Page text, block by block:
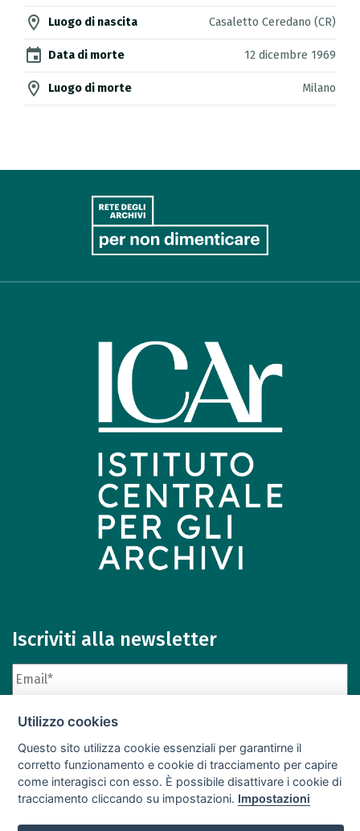
location_on Luogo di nascita Casaletto Ceredano (CR)
event Data di morte 12 dicembre 1969
location_on Luogo di morte Milano
Iscriviti alla newsletter
Iscriviti Archivio newsletter
Utilizzo cookies
Questo sito utilizza cookie essenziali per garantirne il
corretto funzionamento e cookie di tracciamento per capire
come interagisci con esso. È possibile disattivare i cookie di
tracciamento cliccando su impostazioni. Impostazioni